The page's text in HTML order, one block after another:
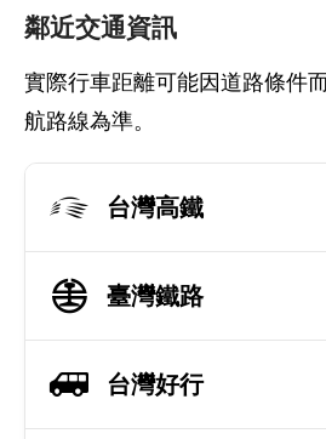
鄰近交通資訊
實際行車距離可能因道路條件
航路線為準。
台灣高鐵
臺灣鐵路
台灣好行